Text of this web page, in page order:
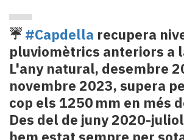
☔️#Capdella recupera
pluviomètrics anteriors a
L'any natural, desembre
novembre 2023, supera
cop els 1250 mm en més
Des del de juny 2020-